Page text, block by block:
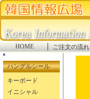
HOME ご注文の流れ
ハングルシール
キーボード
イニシャル